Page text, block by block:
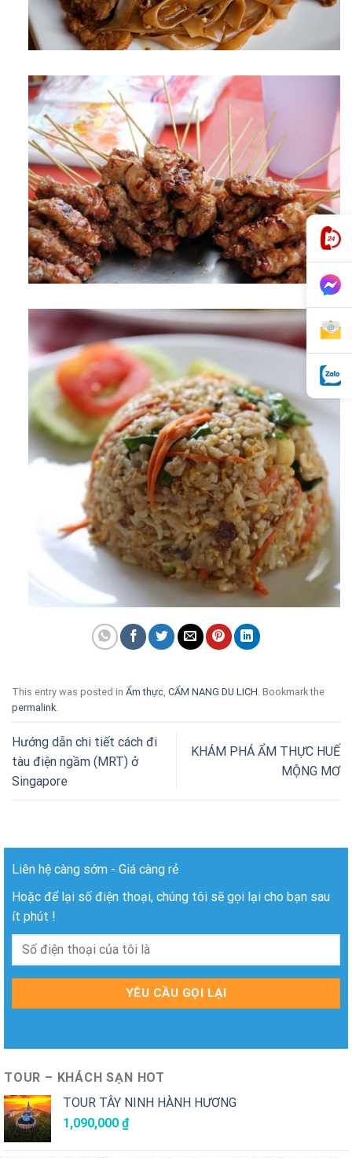
This entry was posted in Ẩm thực CẨM NANG DU LICH . Bookmark the
permalink
Hướng dẫn chi tiết cách đi
tàu điện ngầm (MRT) ở
Singapore
KHÁM PHÁ ẨM THỰC HUẾ
MỘNG MƠ
Liên hệ càng sớm - Giá càng rẻ
Hoặc để lại số điện thoại, chúng tôi sẽ gọi lại cho bạn sau
ít phút !
TOUR – KHÁCH SẠN HOT
TOUR TÂY NINH HÀNH HƯƠNG
1,090,000 ₫